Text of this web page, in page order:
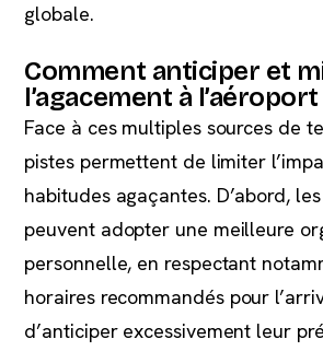
globale.
Comment anticiper et
l’agacement à l’aéroport
Face à ces multiples sources de
pistes permettent de limiter
habitudes agaçantes. D’abord,
peuvent adopter une meilleure
personnelle, en respectant
horaires recommandés pour
d’anticiper excessivement leur